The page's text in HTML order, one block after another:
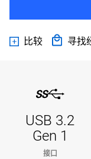
比较 寻找
USB 3.2
Gen 1
接口